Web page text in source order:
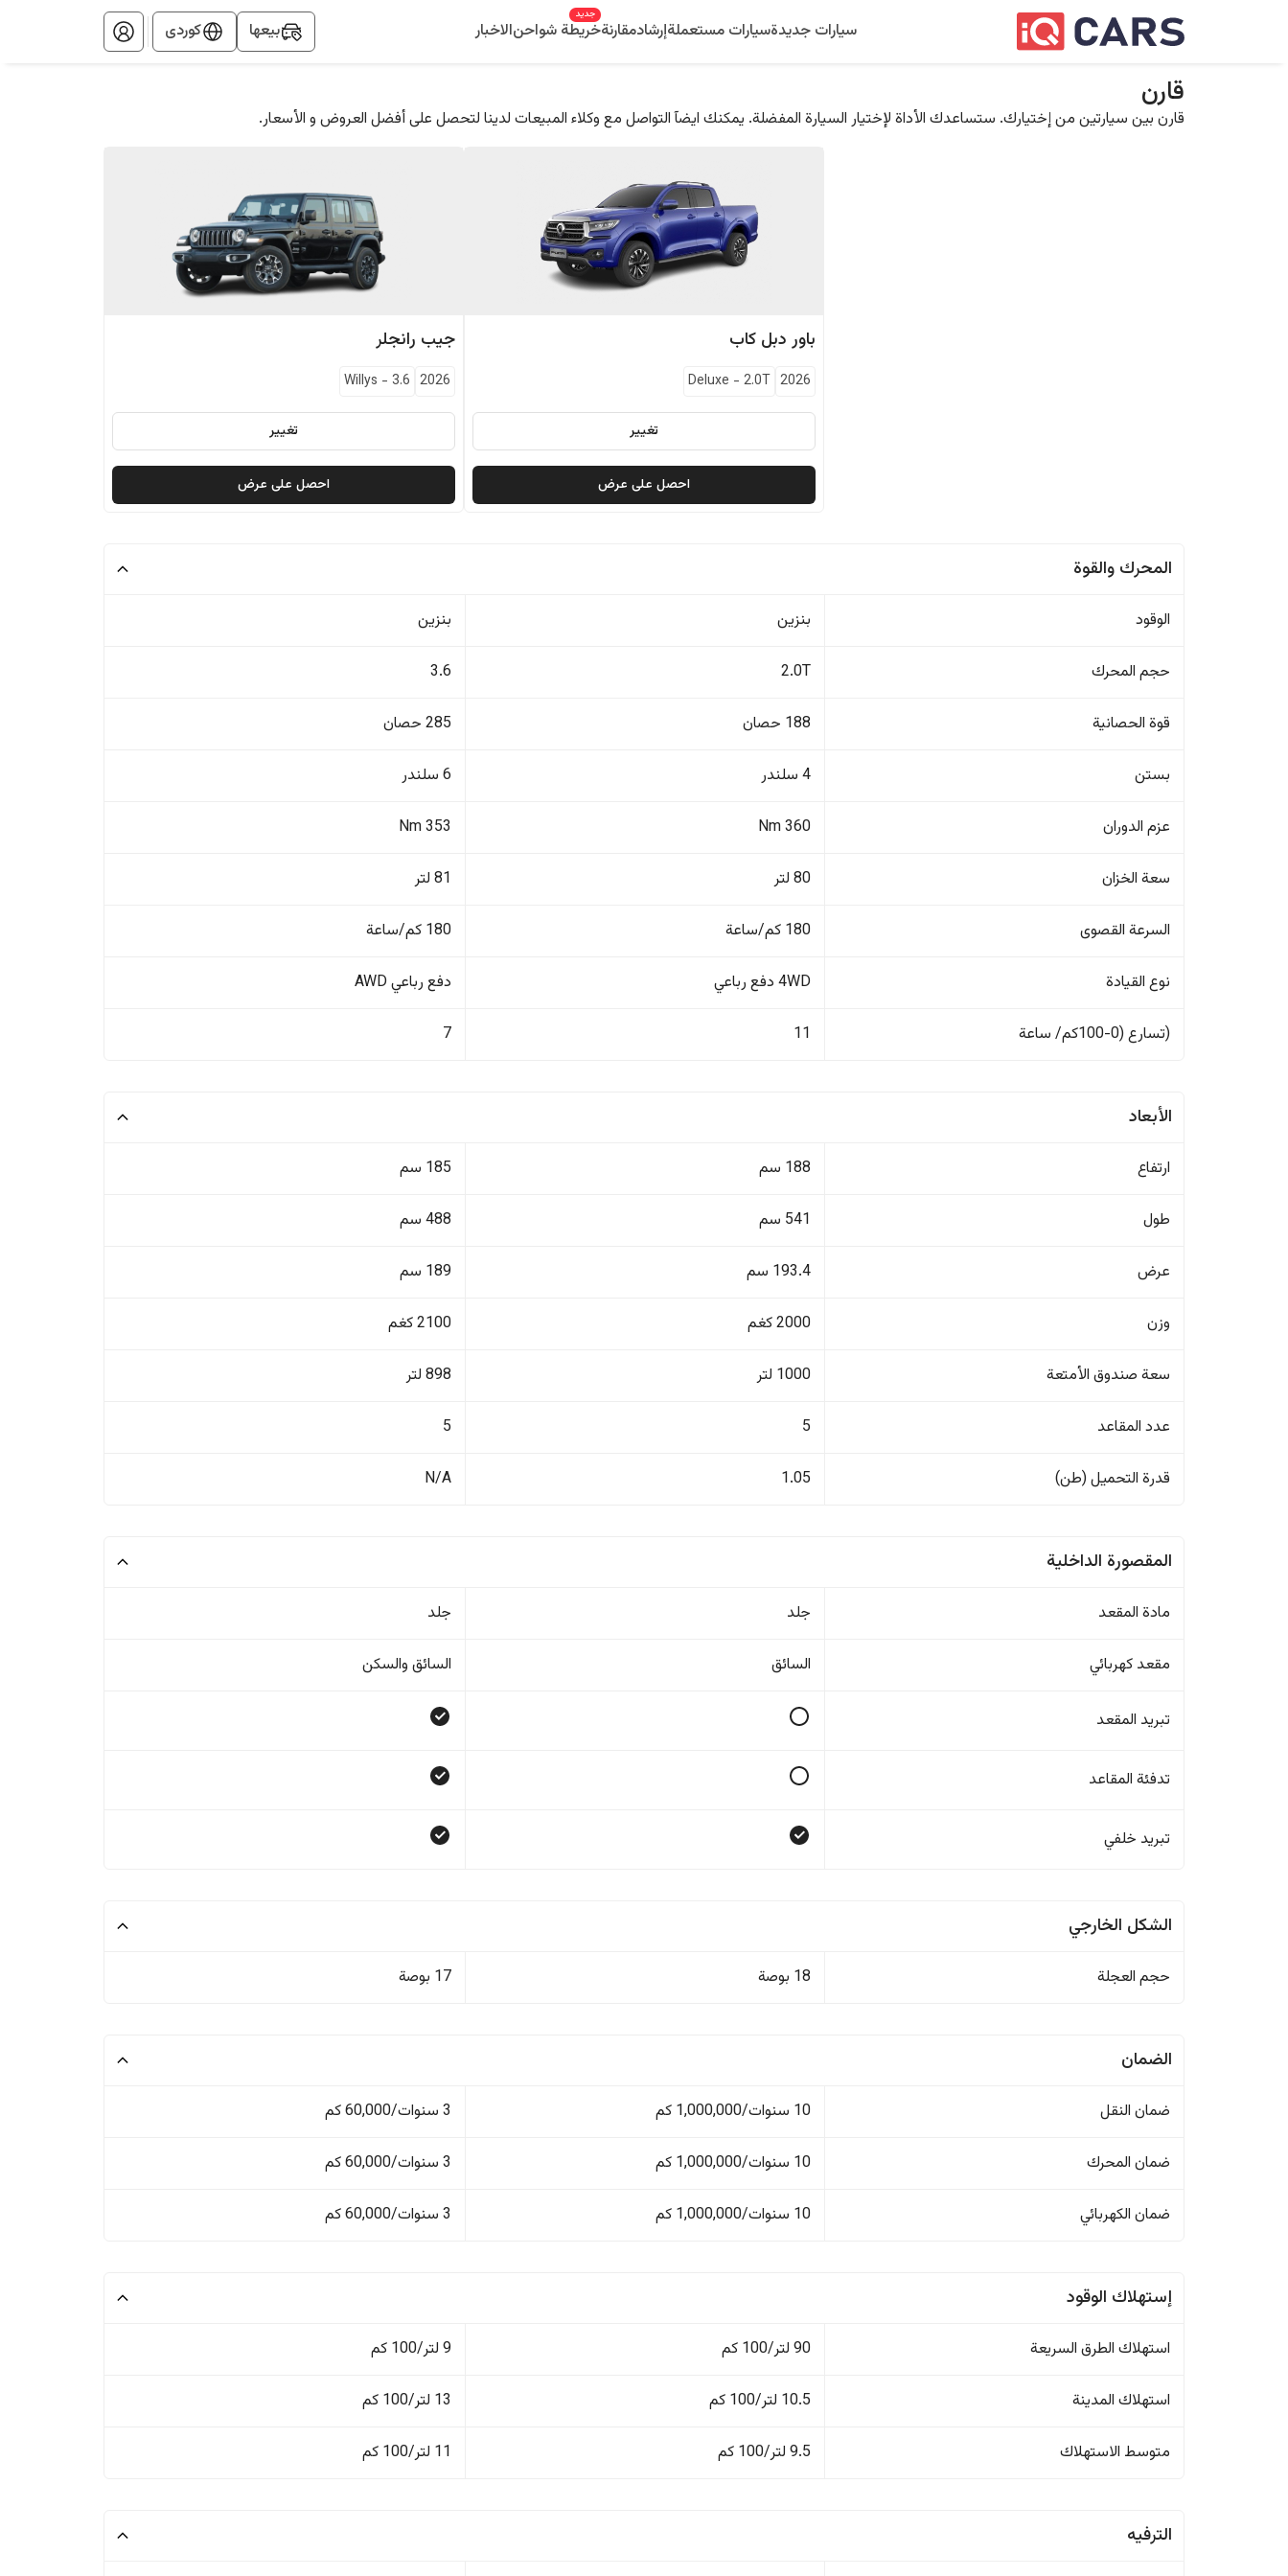
سيارات جديدةسيارات مستعملةإرشادمقارنةخريطة شواحن
جديد
الاخبار بيعها کوردی
قارن
قارن بين سيارتين من إختيارك. ستساعدك الأداة لإختيار السيارة المفضلة. يمكنك ايضآ التواصل مع وكلاء المبيعات لدينا لتحصل على أفضل العروض و الأسعار.
باور دبل كاب
2026
Deluxe - 2.0T
تغيير
احصل على عرض
جيب رانجلر
2026
Willys - 3.6
تغيير
احصل على عرض
المحرك والقوة
الوقود بنزين بنزين
حجم المحرك 2.0T
3.6
قوة الحصانية 188 حصان 285 حصان
بستن 4 سلندر 6 سلندر
عزم الدوران 360 Nm
353 Nm
سعة الخزان 80 لتر 81 لتر
السرعة القصوى 180 كم/ساعة 180 كم/ساعة
نوع القيادة 4WD دفع رباعي دفع رباعي AWD
(تسارع (0-100كم/ ساعة 11
7
الأبعاد
ارتفاع 188 سم 185 سم
طول 541 سم 488 سم
عرض 193.4 سم 189 سم
وزن 2000 كغم 2100 كغم
سعة صندوق الأمتعة 1000 لتر 898 لتر
عدد المقاعد 5
5
قدرة التحميل (طن) 1.05
N/A
المقصورة الداخلية
مادة المقعد جلد جلد
مقعد كهربائي السائق السائق والسکن
تبريد المقعد
تدفئة المقاعد
تبريد خلفي
الشكل الخارجي
حجم العجلة 18 بوصة 17 بوصة
الضمان
ضمان النقل 10 سنوات/1,000,000 كم 3 سنوات/60,000 كم
ضمان المحرك 10 سنوات/1,000,000 كم 3 سنوات/60,000 كم
ضمان الكهربائي 10 سنوات/1,000,000 كم 3 سنوات/60,000 كم
إستهلاك الوقود
استهلاك الطرق السريعة 90 لتر/100 كم 9 لتر/100 كم
استهلاك المدينة 10.5 لتر/100 كم 13 لتر/100 كم
متوسط الاستهلاك 9.5 لتر/100 كم 11 لتر/100 كم
الترفيه